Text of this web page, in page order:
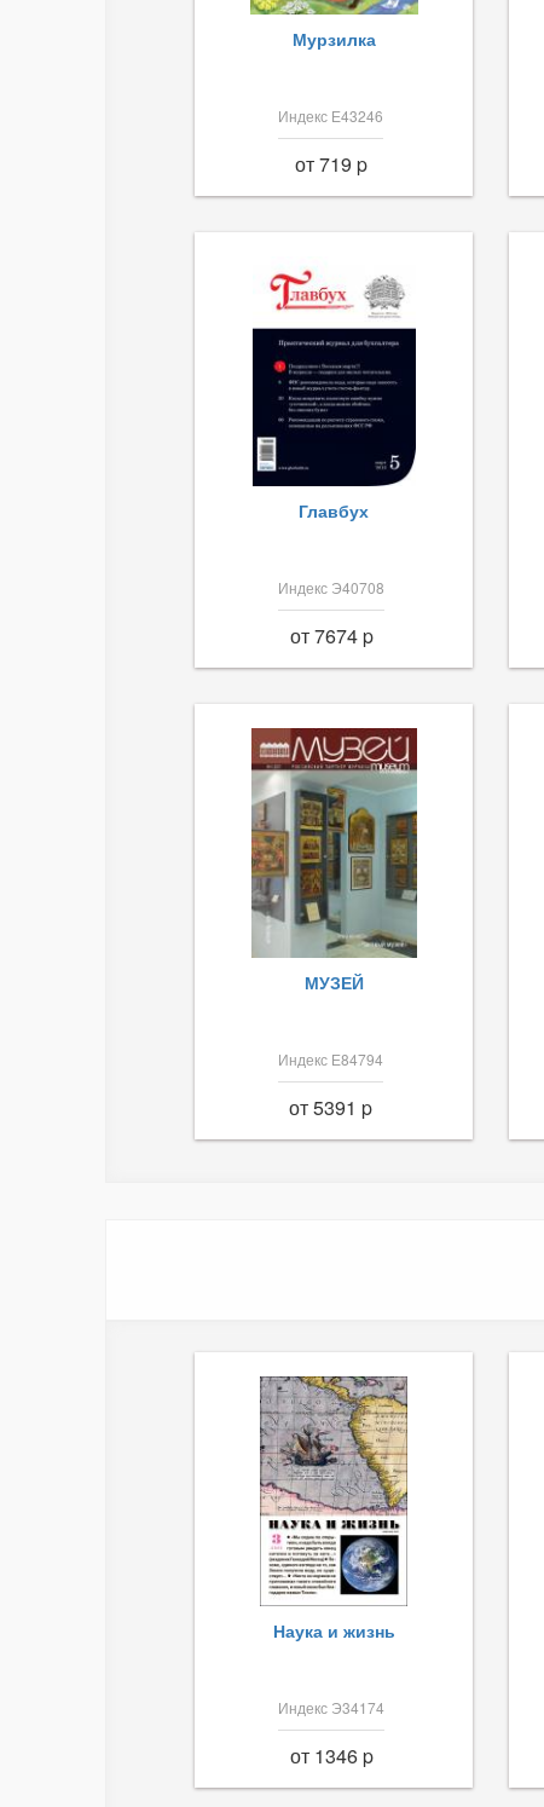
Мурзилка
Индекс Е43246
от 719 p
Главбух
Индекс Э40708
от 7674 p
МУЗЕЙ
Индекс Е84794
от 5391 p
Наука и жизнь
Индекс Э34174
от 1346 p